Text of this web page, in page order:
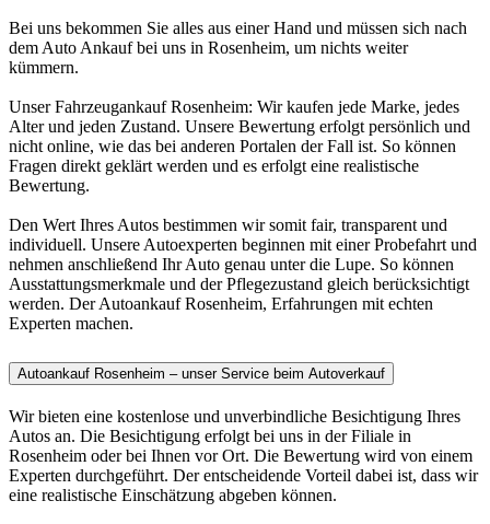
Bei uns bekommen Sie alles aus einer Hand und müssen sich nach
dem Auto Ankauf bei uns in Rosenheim, um nichts weiter
kümmern.
Unser Fahrzeugankauf Rosenheim: Wir kaufen jede Marke, jedes
Alter und jeden Zustand. Unsere Bewertung erfolgt persönlich und
nicht online, wie das bei anderen Portalen der Fall ist. So können
Fragen direkt geklärt werden und es erfolgt eine realistische
Bewertung.
Den Wert Ihres Autos bestimmen wir somit fair, transparent und
individuell. Unsere Autoexperten beginnen mit einer Probefahrt und
nehmen anschließend Ihr Auto genau unter die Lupe. So können
Ausstattungsmerkmale und der Pflegezustand gleich berücksichtigt
werden. Der Autoankauf Rosenheim, Erfahrungen mit echten
Experten machen.
Autoankauf Rosenheim – unser Service beim Autoverkauf
Wir bieten eine kostenlose und unverbindliche Besichtigung Ihres
Autos an. Die Besichtigung erfolgt bei uns in der Filiale in
Rosenheim oder bei Ihnen vor Ort. Die Bewertung wird von einem
Experten durchgeführt. Der entscheidende Vorteil dabei ist, dass wir
eine realistische Einschätzung abgeben können.